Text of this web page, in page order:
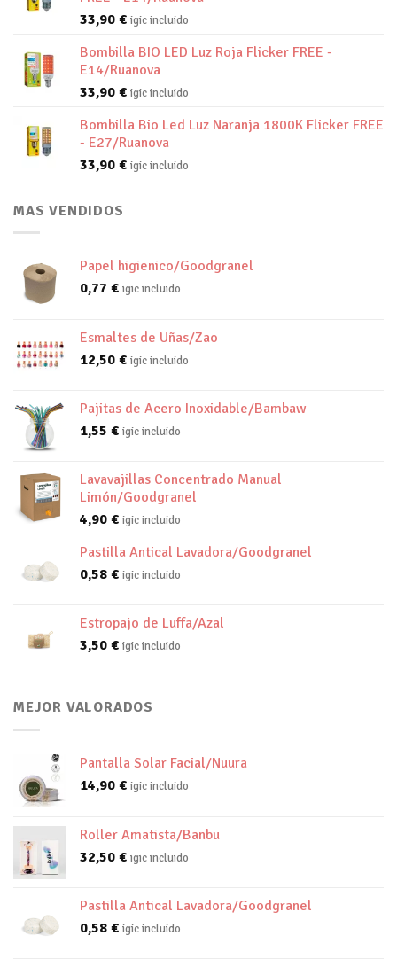
33,90 € igic incluido
Bombilla BIO LED Luz Roja Flicker FREE -
E14/Ruanova
33,90 € igic incluido
Bombilla Bio Led Luz Naranja 1800K Flicker FREE
- E27/Ruanova
33,90 € igic incluido
MAS VENDIDOS
Papel higienico/Goodgranel
0,77 € igic incluido
Esmaltes de Uñas/Zao
12,50 € igic incluido
Pajitas de Acero Inoxidable/Bambaw
1,55 € igic incluido
Lavavajillas Concentrado Manual
Limón/Goodgranel
4,90 € igic incluido
Pastilla Antical Lavadora/Goodgranel
0,58 € igic incluido
Estropajo de Luffa/Azal
3,50 € igic incluido
MEJOR VALORADOS
Pantalla Solar Facial/Nuura
14,90 € igic incluido
Roller Amatista/Banbu
32,50 € igic incluido
Pastilla Antical Lavadora/Goodgranel
0,58 € igic incluido